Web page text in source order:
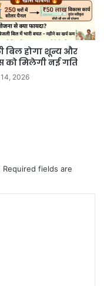
बिल होगा शून्य और
को मिलेगी नई गति
2026
Required fields are